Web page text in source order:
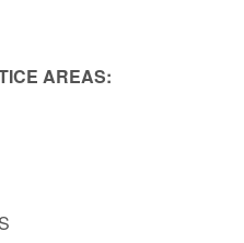
AREAS: